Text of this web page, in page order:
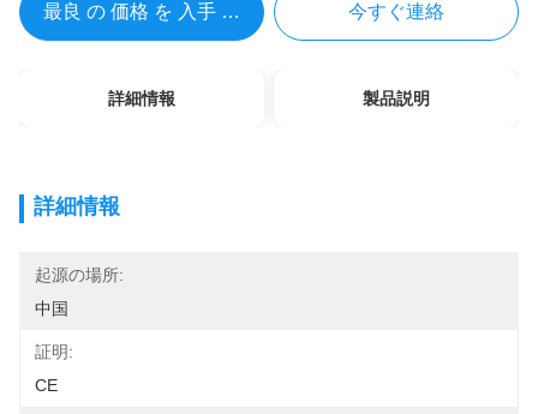
最良 の 価格 を 入手 する 今すぐ連絡
詳細情報 製品説明
詳細情報
起源の場所:
中国
証明:
CE